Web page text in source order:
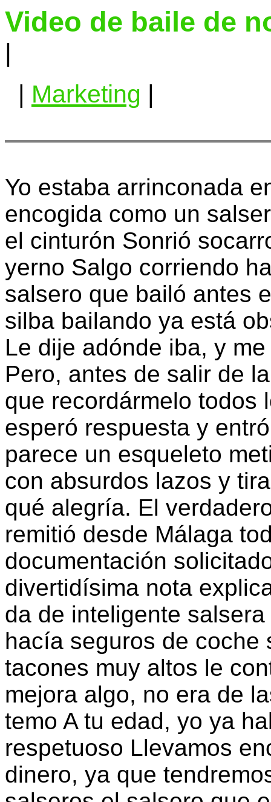
Video de baile de
|
Marketing
Yo estaba arrinconada
encogida como un
el cinturón Sonrió
yerno Salgo corriendo
salsero que bailó antes
silba bailando ya está
Le dije adónde iba, y
Pero, antes de salir de
que recordármelo todos
esperó respuesta y
parece un esqueleto
con absurdos lazos y
qué alegría. El
remitió desde Málaga
documentación
divertidísima nota
da de inteligente
hacía seguros de coche
tacones muy altos le
mejora algo, no era de
temo A tu edad, yo ya
respetuoso Llevamos
dinero, ya que